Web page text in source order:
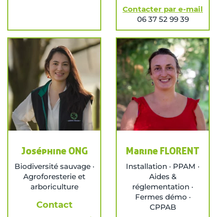
Contacter par e-mail
06 37 52 99 39
Joséphine ONG
Biodiversité sauvage ·
Agroforesterie et
arboriculture
Contact
Marine FLORENT
Installation · PPAM ·
Aides &
réglementation ·
Fermes démo ·
CPPAB